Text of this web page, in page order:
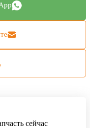
сейчас